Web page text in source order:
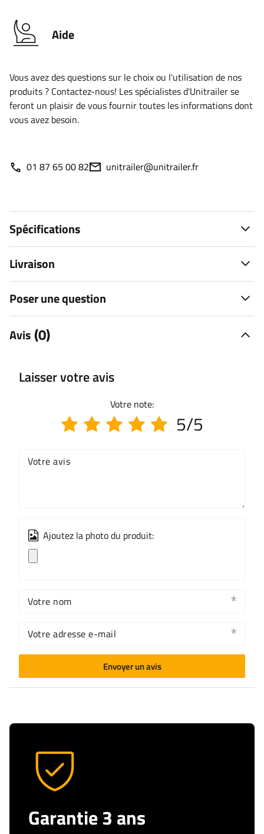
Aide
Vous avez des questions sur le choix ou l'utilisation de nos
produits ? Contactez-nous! Les spécialistes d'Unitrailer se
feront un plaisir de vous fournir toutes les informations dont
vous avez besoin.
01 87 65 00 82 unitrailer@unitrailer.fr
Spécifications
Livraison
Poser une question
Avis (0)
Laisser votre avis
Votre note:
5/5
Votre avis
Ajoutez la photo du produit:
Votre nom
Votre adresse e-mail
Envoyer un avis
Garantie 3 ans